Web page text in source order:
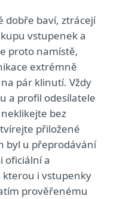
dobře baví, ztrácejí
vstupenek a
proto namístě,
extrémně
pár klinutí. Vždy
a profil odesílatele
bez
přiložené
byl u přeprodávání
oficiální a
i vstupenky
prověřenému